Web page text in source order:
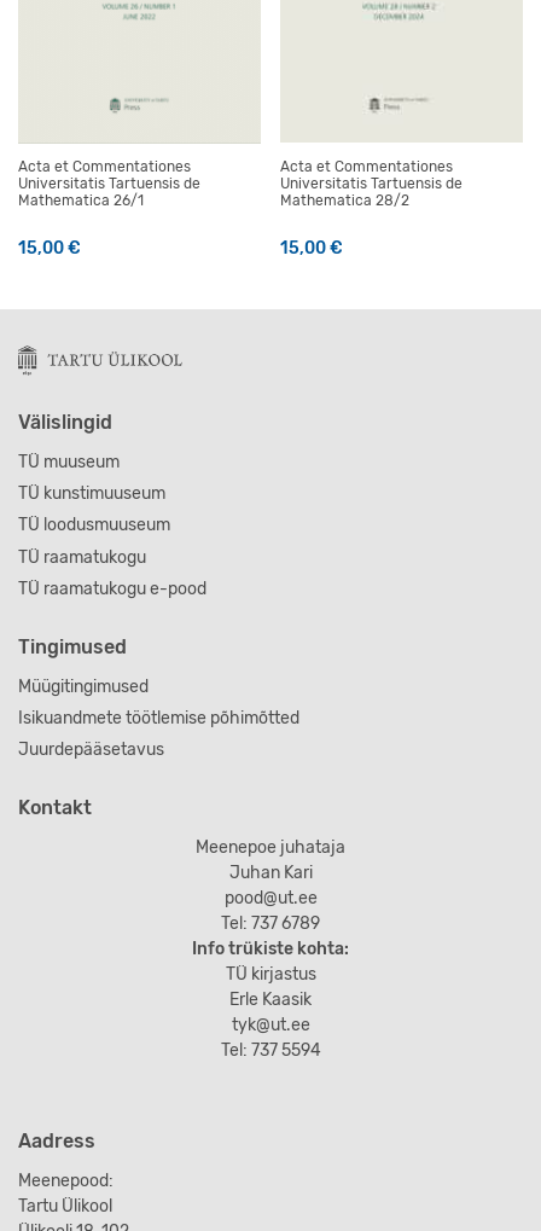
Acta et Commentationes
Universitatis Tartuensis de
Mathematica 26/1
15,00€
Acta et Commentationes
Universitatis Tartuensis de
Mathematica 28/2
15,00€
Välislingid
TÜ muuseum
TÜ kunstimuuseum
TÜ loodusmuuseum
TÜ raamatukogu
TÜ raamatukogu e-pood
Tingimused
Müügitingimused
Isikuandmete töötlemise põhimõtted
Juurdepääsetavus
Kontakt
Meenepoe juhataja
Juhan Kari
pood@ut.ee
Tel: 737 6789
Info trükiste kohta:
TÜ kirjastus
Erle Kaasik
tyk@ut.ee
Tel: 737 5594
Aadress
Meenepood:
Tartu Ülikool